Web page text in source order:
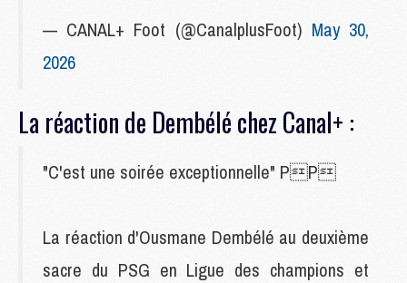
— CANAL+ Foot (@CanalplusFoot) May 30,
2026
La réaction de Dembélé chez Canal+ :
"C'est une soirée exceptionnelle" PP
La réaction d'Ousmane Dembélé au deuxième
sacre du PSG en Ligue des champions et